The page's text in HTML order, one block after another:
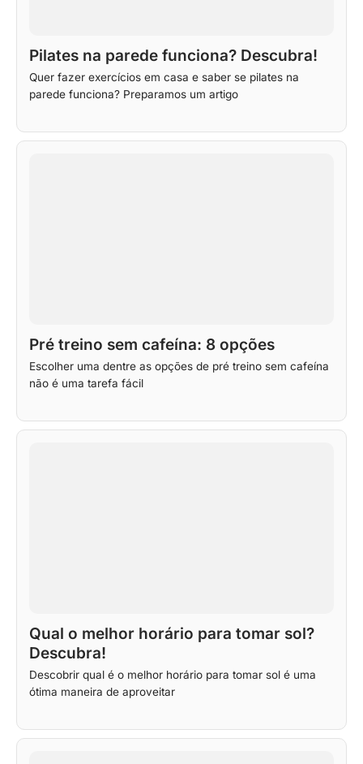
Pilates na parede funciona? Descubra!
Quer fazer exercícios em casa e saber se pilates na
parede funciona? Preparamos um artigo
Pré treino sem cafeína: 8 opções
Escolher uma dentre as opções de pré treino sem cafeína
não é uma tarefa fácil
Qual o melhor horário para tomar sol?
Descubra!
Descobrir qual é o melhor horário para tomar sol é uma
ótima maneira de aproveitar